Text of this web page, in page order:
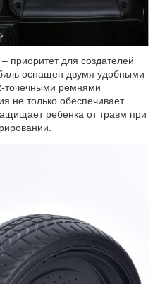
приоритет для создателей
оснащен двумя удобными
точечными ремнями
не только обеспечивает
ребенка от травм при